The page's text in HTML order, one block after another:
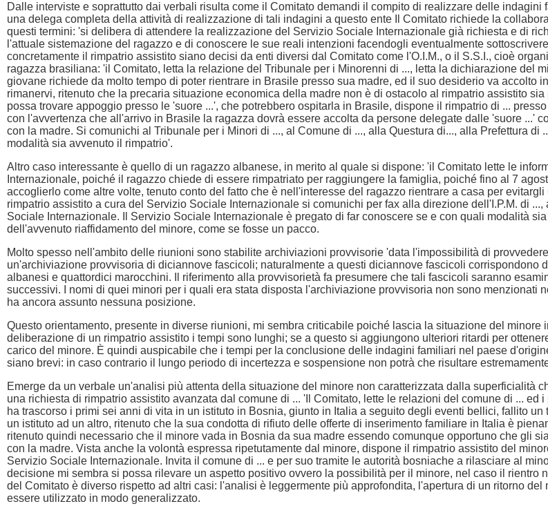
Dalle interviste e soprattutto dai verbali risulta come il Comitato demandi il compito di realizzare delle
una delega completa della attività di realizzazione di tali indagini a questo ente Il Comitato richiede la
questi termini: 'si delibera di attendere la realizzazione del Servizio Sociale Internazionale già richiesta e di
l'attuale sistemazione del ragazzo e di conoscere le sue reali intenzioni facendogli eventualmente
concretamente il rimpatrio assistito siano decisi da enti diversi dal Comitato come l'O.I.M., o il S.S.I., cioè
ragazza brasiliana: 'il Comitato, letta la relazione del Tribunale per i Minorenni di ..., letta la dichiarazione del
giovane richiede da molto tempo di poter rientrare in Brasile presso sua madre, ed il suo desiderio va
rimanervi, ritenuto che la precaria situazione economica della madre non è di ostacolo al rimpatrio assistito
possa trovare appoggio presso le 'suore ...', che potrebbero ospitarla in Brasile, dispone il rimpatrio di ...
con l'avvertenza che all'arrivo in Brasile la ragazza dovrà essere accolta da persone delegate dalle 'suore ...'
con la madre. Si comunichi al Tribunale per i Minori di ..., al Comune di ..., alla Questura di..., alla Prefettura
modalità sia avvenuto il rimpatrio'.
Altro caso interessante è quello di un ragazzo albanese, in merito al quale si dispone: 'il Comitato lette le
Internazionale, poiché il ragazzo chiede di essere rimpatriato per raggiungere la famiglia, poiché fino al 7
accoglierlo come altre volte, tenuto conto del fatto che è nell'interesse del ragazzo rientrare a casa per
rimpatrio assistito a cura del Servizio Sociale Internazionale si comunichi per fax alla direzione dell'I.P.M. di
Sociale Internazionale. Il Servizio Sociale Internazionale è pregato di far conoscere se e con quali modalità
dell'avvenuto riaffidamento del minore, come se fosse un pacco.
Molto spesso nell'ambito delle riunioni sono stabilite archiviazioni provvisorie 'data l'impossibilità di
un'archiviazione provvisoria di diciannove fascicoli; naturalmente a questi diciannove fascicoli
albanesi e quattordici marocchini. Il riferimento alla provvisorietà fa presumere che tali fascicoli saranno
successivi. I nomi di quei minori per i quali era stata disposta l'archiviazione provvisoria non sono
ha ancora assunto nessuna posizione.
Questo orientamento, presente in diverse riunioni, mi sembra criticabile poiché lascia la situazione del
deliberazione di un rimpatrio assistito i tempi sono lunghi; se a questo si aggiungono ulteriori ritardi per
carico del minore. È quindi auspicabile che i tempi per la conclusione delle indagini familiari nel paese
siano brevi: in caso contrario il lungo periodo di incertezza e sospensione non potrà che risultare
Emerge da un verbale un'analisi più attenta della situazione del minore non caratterizzata dalla superficialità
una richiesta di rimpatrio assistito avanzata dal comune di ... 'Il Comitato, lette le relazioni del comune di ...
ha trascorso i primi sei anni di vita in un istituto in Bosnia, giunto in Italia a seguito degli eventi bellici, fallito
un istituto ad un altro, ritenuto che la sua condotta di rifiuto delle offerte di inserimento familiare in Italia è
ritenuto quindi necessario che il minore vada in Bosnia da sua madre essendo comunque opportuno che gli
con la madre. Vista anche la volontà espressa ripetutamente dal minore, dispone il rimpatrio assistito del
Servizio Sociale Internazionale. Invita il comune di ... e per suo tramite le autorità bosniache a rilasciare al
decisione mi sembra si possa rilevare un aspetto positivo ovvero la possibilità per il minore, nel caso il
del Comitato è diverso rispetto ad altri casi: l'analisi è leggermente più approfondita, l'apertura di un ritorno
essere utilizzato in modo generalizzato.